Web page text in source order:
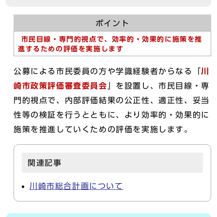
ポイント
市民目線・専門的視点で、効率的・効果的に施策を推
進するための評価を実施します
公募による市民委員の方や学識経験者からなる「 川
崎市政策評価審査委員会
」を設置し、市民目線・専
門的視点で、内部評価結果の公正性、適正性、妥当
性等の検証を行うとともに、より効率的・効果的に
施策を推進していくための評価を実施します。
関連記事
川崎市総合計画について